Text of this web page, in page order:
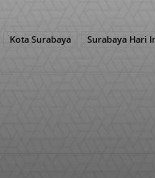
Kota Surabaya Surabaya Hari